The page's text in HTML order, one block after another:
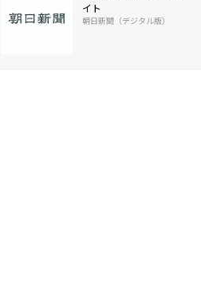
イト
朝日新聞（デジタル版）